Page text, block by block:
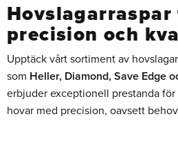
Hovslagarraspar
precision och
Upptäck vårt sortiment av
som Heller, Diamond, Save Edge
erbjuder exceptionell prestanda för
hovar med precision, oavsett